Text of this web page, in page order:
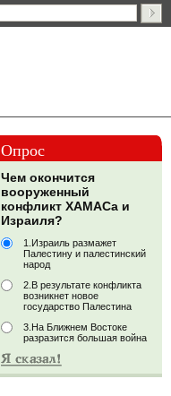
Опрос
Чем окончится
вооруженный
конфликт ХАМАСа и
Израиля?
1.Израиль размажет
Палестину и палестинский
народ
2.В результате конфликта
возникнет новое
государство Палестина
3.На Ближнем Востоке
разразится большая война